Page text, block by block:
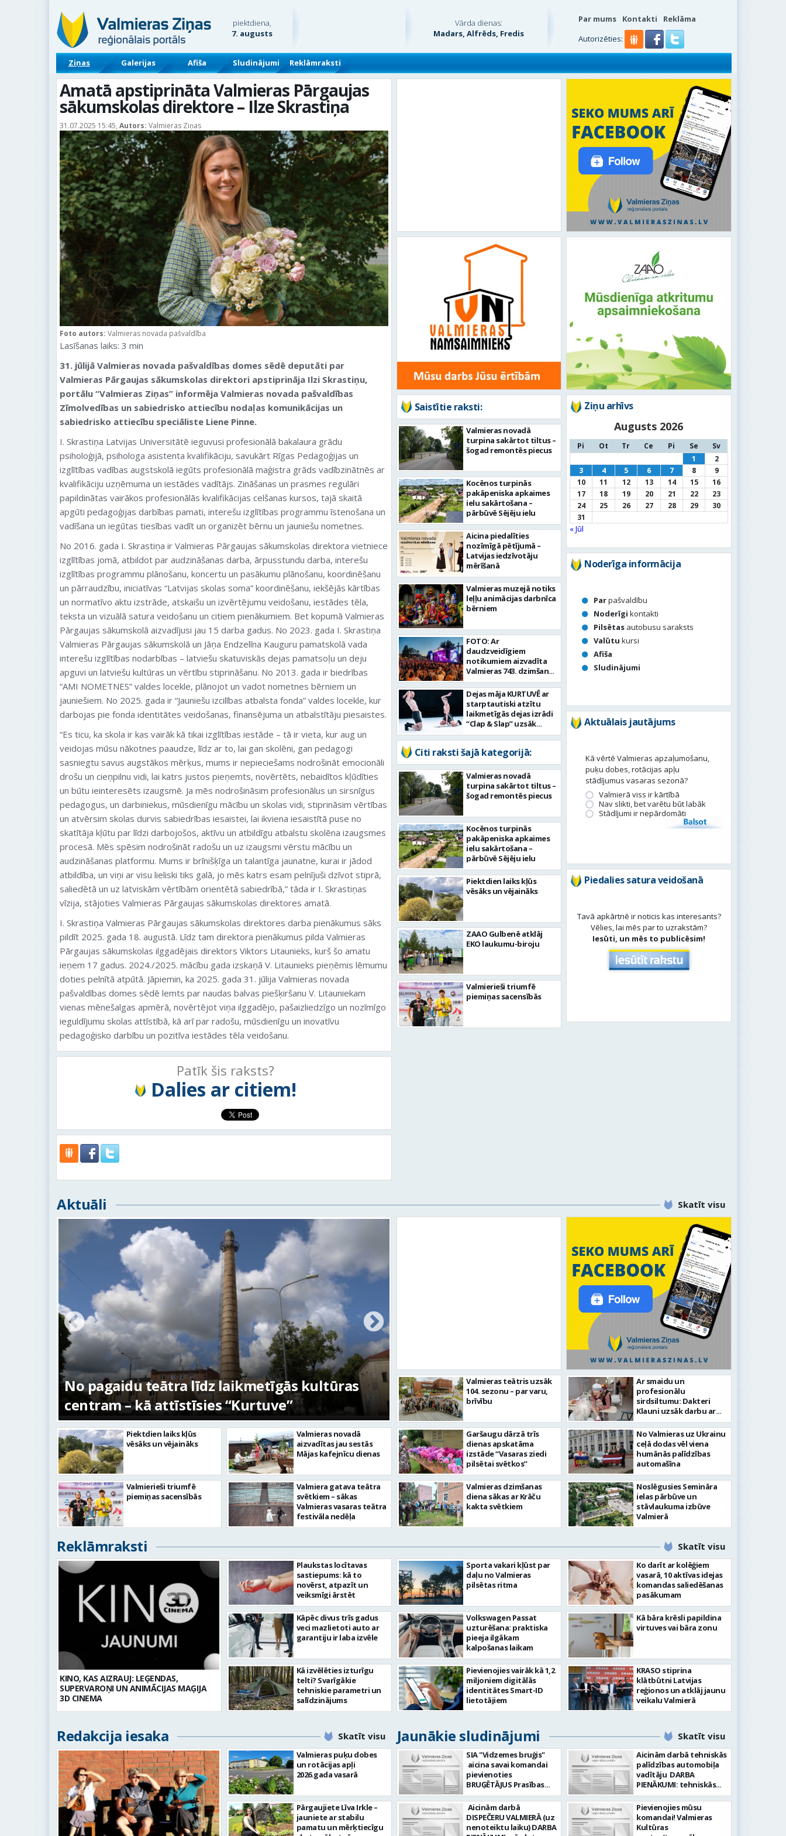
piektdiena,
7. augusts
Vārda dienas:
Madars, Alfrēds, Fredis
Par mums Kontakti
Reklāma
Autorizēties:
Ziņas Galerijas Afiša Sludinājumi Reklāmraksti
Amatā apstiprināta Valmieras Pārgaujas
sākumskolas direktore – Ilze Skrastiņa
31.07.2025 15:45, Autors: Valmieras Ziņas
Foto autors: Valmieras novada pašvaldība
Lasīšanas laiks: 3 min
31. jūlijā Valmieras novada pašvaldības domes sēdē deputāti par
Valmieras Pārgaujas sākumskolas direktori apstiprināja Ilzi Skrastiņu,
portālu “Valmieras Ziņas” informēja Valmieras novada pašvaldības
Zīmolvedības un sabiedrisko attiecību nodaļas komunikācijas un
sabiedrisko attiecību speciāliste Liene Pinne.
I. Skrastiņa Latvijas Universitātē ieguvusi profesionālā bakalaura grādu
psiholoģijā, psihologa asistenta kvalifikāciju, savukārt Rīgas Pedagoģijas un
izglītības vadības augstskolā iegūts profesionālā maģistra grāds vadībzinātnēs ar
kvalifikāciju uzņēmuma un iestādes vadītājs. Zināšanas un prasmes regulāri
papildinātas vairākos profesionālās kvalifikācijas celšanas kursos, tajā skaitā
apgūti pedagoģijas darbības pamati, interešu izglītības programmu īstenošana un
vadīšana un iegūtas tiesības vadīt un organizēt bērnu un jauniešu nometnes.
No 2016. gada I. Skrastiņa ir Valmieras Pārgaujas sākumskolas direktora vietniece
izglītības jomā, atbildot par audzināšanas darba, ārpusstundu darba, interešu
izglītības programmu plānošanu, koncertu un pasākumu plānošanu, koordinēšanu
un pārraudzību, iniciatīvas “Latvijas skolas soma” koordinēšanu, iekšējās kārtības
un normatīvo aktu izstrāde, atskaišu un izvērtējumu veidošanu, iestādes tēla,
teksta un vizuālā satura veidošanu un citiem pienākumiem. Bet kopumā Valmieras
Pārgaujas sākumskolā aizvadījusi jau 15 darba gadus. No 2023. gada I. Skrastiņa
Valmieras Pārgaujas sākumskolā un Jāņa Endzelīna Kauguru pamatskolā vada
interešu izglītības nodarbības – latviešu skatuviskās dejas pamatsoļu un deju
apguvi un latviešu kultūras un vērtību stiprināšanu. No 2013. gada ir biedrības
“AMI NOMETNES” valdes locekle, plānojot un vadot nometnes bērniem un
jauniešiem. No 2025. gada ir “Jauniešu izcilības atbalsta fonda” valdes locekle, kur
darbojas pie fonda identitātes veidošanas, finansējuma un atbalstītāju piesaistes.
“Es ticu, ka skola ir kas vairāk kā tikai izglītības iestāde – tā ir vieta, kur aug un
veidojas mūsu nākotnes paaudze, līdz ar to, lai gan skolēni, gan pedagogi
sasniegtu savus augstākos mērķus, mums ir nepieciešams nodrošināt emocionāli
drošu un cieņpilnu vidi, lai katrs justos pieņemts, novērtēts, nebaidītos kļūdīties
un būtu ieinteresēts izaugsmē. Ja mēs nodrošināsim profesionālus un sirsnīgus
pedagogus, un darbiniekus, mūsdienīgu mācību un skolas vidi, stiprināsim vērtības
un atvērsim skolas durvis sabiedrības iesaistei, lai ikviena iesaistītā puse no
skatītāja kļūtu par līdzi darbojošos, aktīvu un atbildīgu atbalstu skolēna izaugsmes
procesā. Mēs spēsim nodrošināt radošu un uz izaugsmi vērstu mācību un
audzināšanas platformu. Mums ir brīnišķīga un talantīga jaunatne, kurai ir jādod
atbildība, un viņi ar visu lieliski tiks galā, jo mēs katrs esam pelnījuši dzīvot stiprā,
saliedētā un uz latviskām vērtībām orientētā sabiedrībā,” tāda ir I. Skrastiņas
vīzija, stājoties Valmieras Pārgaujas sākumskolas direktores amatā.
I. Skrastiņa Valmieras Pārgaujas sākumskolas direktores darba pienākumus sāks
pildīt 2025. gada 18. augustā. Līdz tam direktora pienākumus pilda Valmieras
Pārgaujas sākumskolas ilggadējais direktors Viktors Litaunieks, kurš šo amatu
ieņem 17 gadus. 2024./2025. mācību gada izskaņā V. Litaunieks pieņēmis lēmumu
doties pelnītā atpūtā. Jāpiemin, ka 2025. gada 31. jūlija Valmieras novada
pašvaldības domes sēdē lemts par naudas balvas piešķiršanu V. Litauniekam
vienas mēnešalgas apmērā, novērtējot viņa ilggadējo, pašaizliedzīgo un nozīmīgo
ieguldījumu skolas attīstībā, kā arī par radošu, mūsdienīgu un inovatīvu
pedagoģisko darbību un pozitīva iestādes tēla veidošanu.
Patīk šis raksts?
Dalies ar citiem!
Saistītie raksti:
Valmieras novadā
turpina sakārtot tiltus –
šogad remontēs piecus
Kocēnos turpinās
pakāpeniska apkaimes
ielu sakārtošana –
pārbūvē Sējēju ielu
Aicina piedalīties
nozīmīgā pētījumā –
Latvijas iedzīvotāju
mērīšanā
Valmieras muzejā notiks
leļļu animācijas darbnīca
bērniem
FOTO: Ar
daudzveidīgiem
notikumiem aizvadīta
Valmieras 743. dzimšanas
diena
Dejas māja KURTUVĒ ar
starptautiski atzītu
laikmetīgās dejas izrādi
“Clap & Slap” uzsāk
jaunu attīstības posmu
Citi raksti šajā kategorijā:
Valmieras novadā
turpina sakārtot tiltus –
šogad remontēs piecus
Kocēnos turpinās
pakāpeniska apkaimes
ielu sakārtošana –
pārbūvē Sējēju ielu
Piektdien laiks kļūs
vēsāks un vējaināks
ZAAO Gulbenē atklāj
EKO laukumu-biroju
Valmierieši triumfē
piemiņas sacensībās
Ziņu arhīvs
Augusts 2026
Pi Ot Tr Ce Pi Se
Sv
1
2
3
4 5 6 7 8
9
10
11 12 13 14 15
16
17
18 19 20 21 22
23
24
25 26 27 28 29
30
31
« Jūl
Noderīga informācija
Parpašvaldību
Noderīgi kontakti
Pilsētas autobusu saraksts
Valūtu kursi
Afiša
Sludinājumi
Aktuālais jautājums
Kā vērtē Valmieras apzaļumošanu,
puķu dobes, rotācijas apļu
stādījumus vasaras sezonā?
Valmierā viss ir kārtībā
Nav slikti, bet varētu būt labāk
Stādījumi ir nepārdomāti
Balsot
Piedalies satura veidošanā
Tavā apkārtnē ir noticis kas interesants?
Vēlies, lai mēs par to uzrakstām?
Iesūti, un mēs to publicēsim!
Aktuāli Skatīt visu
No pagaidu teātra līdz laikmetīgās kultūras
centram – kā attīstīsies “Kurtuve”
FOTO: Ar daudzveidīgiem notikumiem
aizvadīta Valmieras 743. dzimšanas diena
Piektdien laiks kļūs
vēsāks un vējaināks
Valmierieši triumfē
piemiņas sacensībās
Valmieras novadā
aizvadītas jau sestās
Mājas kafejnīcu dienas
Valmiera gatava teātra
svētkiem – sākas
Valmieras vasaras teātra
festivāla nedēļa
Valmieras teātris uzsāk
104. sezonu – par varu,
brīvību
Garšaugu dārzā trīs
dienas apskatāma
izstāde “Vasaras ziedi
pilsētai svētkos”
Valmieras dzimšanas
diena sākas ar Krāču
kakta svētkiem
Ar smaidu un
profesionālu
sirdsiltumu: Dakteri
Klauni uzsāk darbu ar
senioriem Vidzemes
slimnīcā
No Valmieras uz Ukrainu
ceļā dodas vēl viena
humānās palīdzības
automašīna
Noslēgusies Semināra
ielas pārbūve un
stāvlaukuma izbūve
Valmierā
Reklāmraksti Skatīt visu
KINO, KAS AIZRAUJ: LEĢENDAS,
SUPERVAROŅI UN ANIMĀCIJAS MAĢIJA
3D CINEMA
Plaukstas locītavas
sastiepums: kā to
novērst, atpazīt un
veiksmīgi ārstēt
Kāpēc divus trīs gadus
veci mazlietoti auto ar
garantiju ir laba izvēle
Kā izvēlēties izturīgu
telti? Svarīgākie
tehniskie parametri un
salīdzinājums
Sporta vakari kļūst par
daļu no Valmieras
pilsētas ritma
Volkswagen Passat
uzturēšana: praktiska
pieeja ilgākam
kalpošanas laikam
Pievienojies vairāk kā 1,2
miljoniem digitālās
identitātes Smart-ID
lietotājiem
Ko darīt ar kolēģiem
vasarā, 10 aktīvas idejas
komandas saliedēšanas
pasākumam
Kā bāra krēsli papildina
virtuves vai bāra zonu
KRASO stiprina
klātbūtni Latvijas
reģionos un atklāj jaunu
veikalu Valmierā
Redakcija iesaka Skatīt visu Jaunākie sludinājumi Skatīt visu
Valmieras puķu dobes
un rotācijas apļi
2026.gada vasarā
Pārgaujiete Līva Irkle –
jauniete ar stabilu
pamatu un mērķtiecīgu
SIA "Vidzemes bruģis"
aicina savai komandai
pievienoties
BRUĢĒTĀJUS Prasības
pretendentiem: Vēlme
strādāt - augsta
atbildības sajūta pret
darbu, precizitāte;
Aicinām darbā
DISPEČERU VALMIERĀ (uz
nenoteiktu laiku) DARBA
Aicinām darbā tehniskās
palīdzības automobiļa
vadītāju DARBA
PIENĀKUMI: tehniskās
palīdzības sniegšana
transportlīdzekļu
evakuācija
transportlīdzekļu
Pievienojies mūsu
komandai! Valmieras
Kultūras